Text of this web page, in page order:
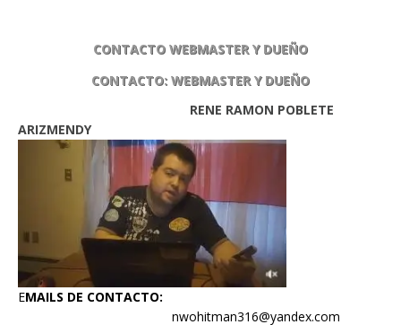
CONTACTO WEBMASTER Y DUEÑO
CONTACTO: WEBMASTER Y DUEÑO
RENE RAMON POBLETE
ARIZMENDY
EMAILS DE CONTACTO:
nwohitman316@yandex.com